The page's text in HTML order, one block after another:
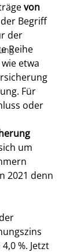
von
Begriff
der
Reihe
etwa
Für
oder
um
2021 denn
%. Jetzt